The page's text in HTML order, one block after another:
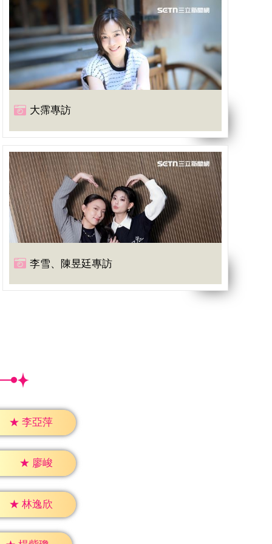
大霈專訪
李雪、陳昱廷專訪
★ 李亞萍
★ 廖峻
★ 林逸欣